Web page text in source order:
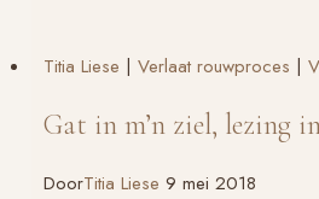
Titia Liese | Verlaat rouwproces |
Gat in m’n ziel, lezing
DoorTitia Liese 9 mei 2018